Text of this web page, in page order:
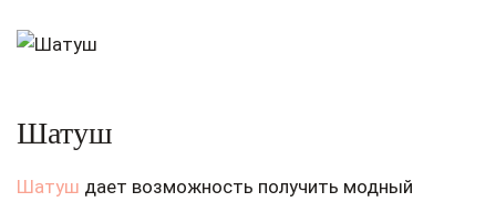
Шатуш
Шатуш дает возможность получить модный